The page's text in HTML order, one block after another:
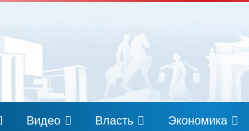
Видео Власть Экономика